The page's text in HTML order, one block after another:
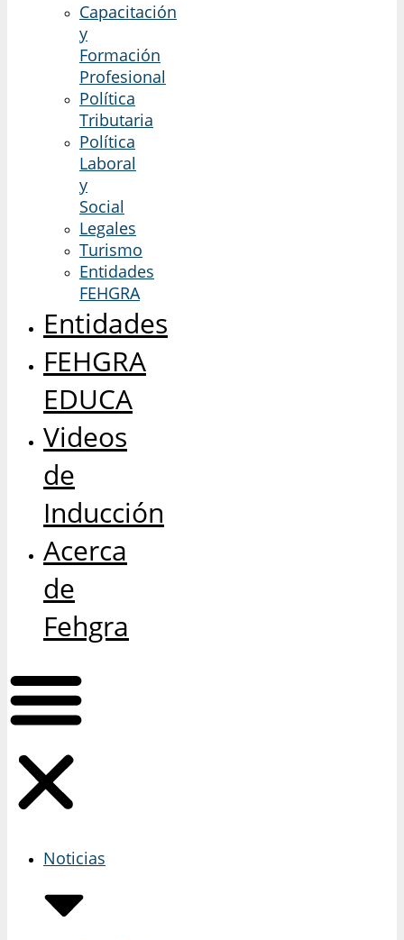
Capacitación
y
Formación
Profesional
Política
Tributaria
Política
Laboral
y
Social
Legales
Turismo
Entidades
FEHGRA
Entidades
FEHGRA
EDUCA
Videos
de
Inducción
Acerca
de
Fehgra
Noticias